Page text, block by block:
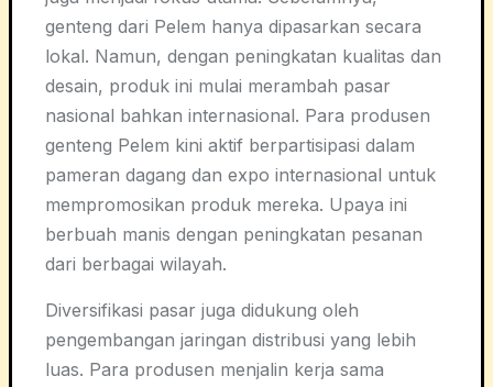
genteng dari Pelem hanya dipasarkan secara
lokal. Namun, dengan peningkatan kualitas dan
desain, produk ini mulai merambah pasar
nasional bahkan internasional. Para produsen
genteng Pelem kini aktif berpartisipasi dalam
pameran dagang dan expo internasional untuk
mempromosikan produk mereka. Upaya ini
berbuah manis dengan peningkatan pesanan
dari berbagai wilayah.
Diversifikasi pasar juga didukung oleh
pengembangan jaringan distribusi yang lebih
luas. Para produsen menjalin kerja sama